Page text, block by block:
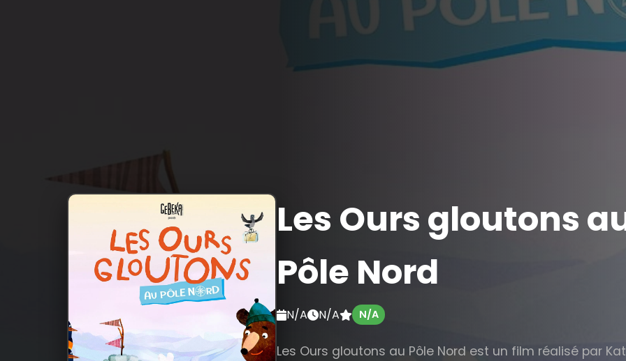
Les Ours gloutons
Pôle Nord
N/A N/A N/A
Les Ours gloutons au Pôle Nord est un film réalisé par